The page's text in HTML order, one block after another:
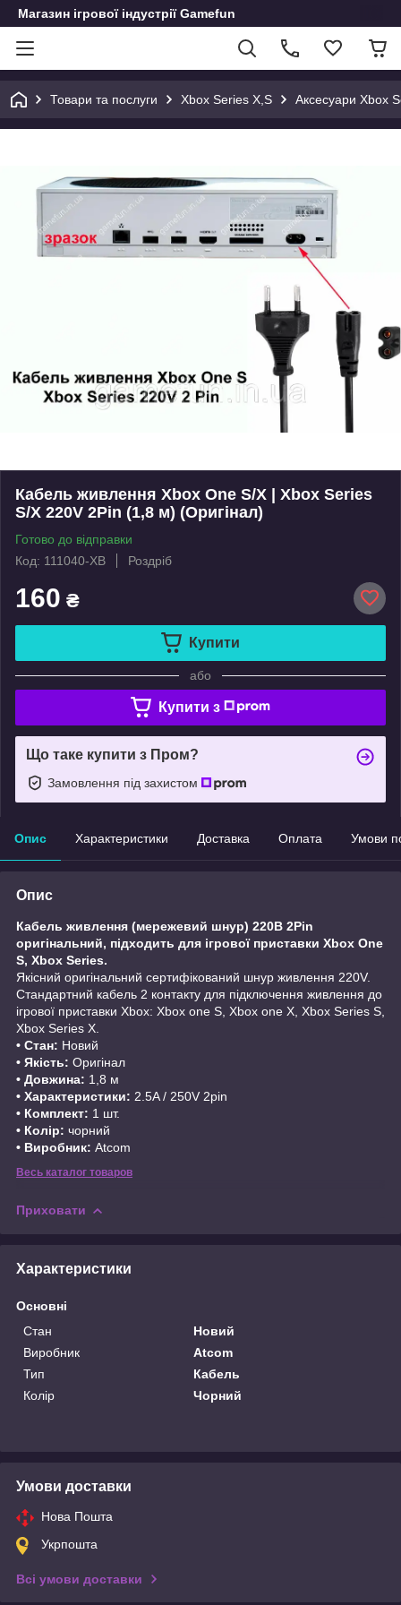
Магазин ігрової індустрії Gamefun
Товари та послуги Xbox Series X,S Аксесуари Xbox
Кабель живлення Xbox One S/X | Xbox Series
S/X 220V 2Pin (1,8 м) (Оригінал)
Готово до відправки
Код: 111040-XB
Роздріб
160 ₴
Купити
або
Купити з
Що таке купити з Пром?
Замовлення під захистом
Опис Характеристики Доставка Оплата Умови
Опис
Кабель живлення (мережевий шнур) 220В 2Pin
оригінальний, підходить для ігрової приставки Xbox One
S, Xbox Series.
Якісний оригінальний сертифікований шнур живлення 220V.
Стандартний кабель 2 контакту для підключення живлення до
ігрової приставки Xbox: Xbox one S, Xbox one X, Xbox Series S,
Xbox Series X.
• Стан: Новий
• Якість: Оригінал
• Довжина: 1,8 м
• Характеристики: 2.5A / 250V 2pin
• Комплект: 1 шт.
• Колір: чорний
• Виробник: Atcom
Весь каталог товаров
Приховати
Характеристики
Основні
Стан
Новий
Виробник
Atcom
Тип
Кабель
Колір
Чорний
Умови доставки
Нова Пошта
Укрпошта
Всі умови доставки